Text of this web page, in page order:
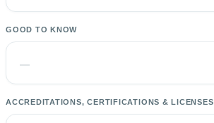
GOOD TO KNOW
—
ACCREDITATIONS, CERTIFICATIONS & LICENSES